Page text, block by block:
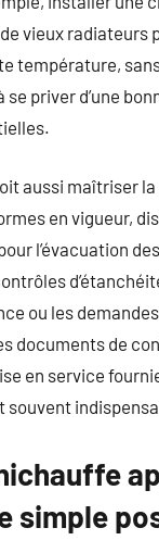
vieux radiateurs
température,
priver d’une
aussi maîtriser
en vigueur,
l’évacuation
ou les
documents de
en service
souvent
simple